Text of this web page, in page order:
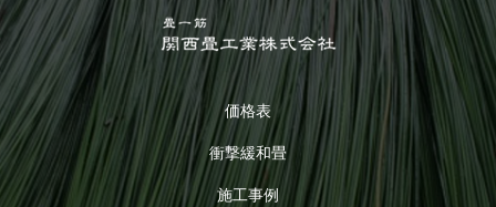
価格表
衝撃緩和畳
施工事例